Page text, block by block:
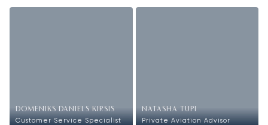
DOMENIKS DANIELS KIRSIS
Customer Service Specialist
NATASHA TUPI
Private Aviation Advisor